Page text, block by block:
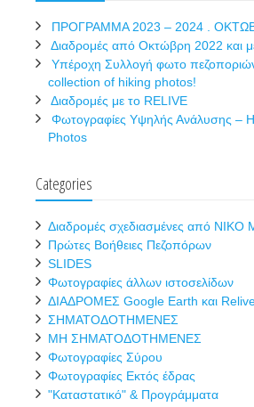
ΠΡΟΓΡΑΜΜΑ 2023 – 2024 .
Διαδρομές από Οκτώβρη 2022 και
Υπέροχη Συλλογή φωτο
collection of hiking photos!
Διαδρομές με το RELIVE
Φωτογραφίες Υψηλής Ανάλυσης –
Photos
Categories
Διαδρομές σχεδιασμένες από
Πρώτες Βοήθειες Πεζοπόρων
SLIDES
Φωτογραφίες άλλων ιστοσελίδων
ΔΙΑΔΡΟΜΕΣ Google Earth και
ΣΗΜΑΤΟΔΟΤΗΜΕΝΕΣ
ΜΗ ΣΗΜΑΤΟΔΟΤΗΜΕΝΕΣ
Φωτογραφίες Σύρου
Φωτογραφίες Εκτός έδρας
"Καταστατικό" & Προγράμματα